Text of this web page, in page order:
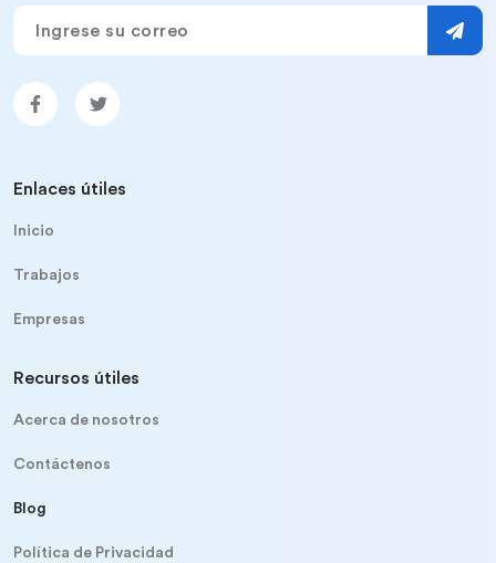
Enlaces útiles
Inicio
Trabajos
Empresas
Recursos útiles
Acerca de nosotros
Contáctenos
Blog
Política de Privacidad